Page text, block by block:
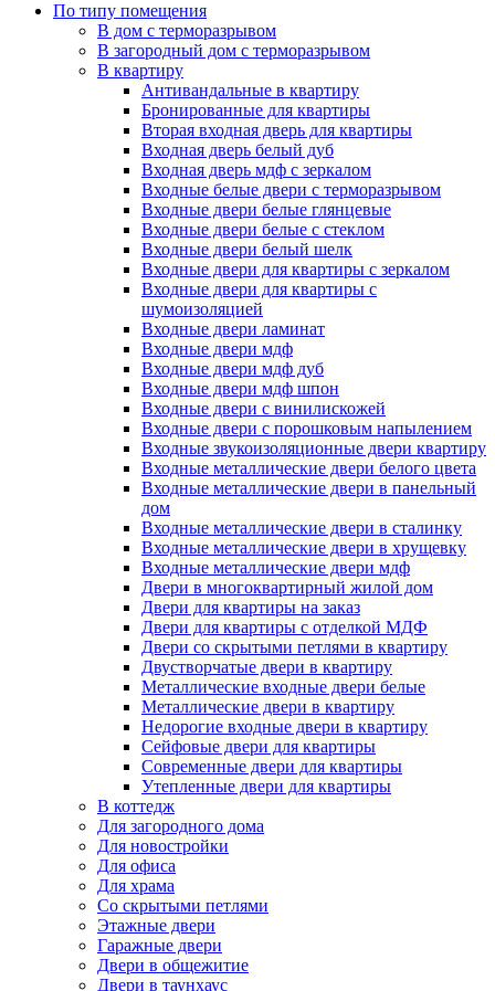
По типу помещения
В дом с терморазрывом
В загородный дом с терморазрывом
В квартиру
Антивандальные в квартиру
Бронированные для квартиры
Вторая входная дверь для квартиры
Входная дверь белый дуб
Входная дверь мдф с зеркалом
Входные белые двери с терморазрывом
Входные двери белые глянцевые
Входные двери белые с стеклом
Входные двери белый шелк
Входные двери для квартиры с зеркалом
Входные двери для квартиры с
шумоизоляцией
Входные двери ламинат
Входные двери мдф
Входные двери мдф дуб
Входные двери мдф шпон
Входные двери с винилискожей
Входные двери с порошковым напылением
Входные звукоизоляционные двери квартиру
Входные металлические двери белого цвета
Входные металлические двери в панельный
дом
Входные металлические двери в сталинку
Входные металлические двери в хрущевку
Входные металлические двери мдф
Двери в многоквартирный жилой дом
Двери для квартиры на заказ
Двери для квартиры с отделкой МДФ
Двери со скрытыми петлями в квартиру
Двустворчатые двери в квартиру
Металлические входные двери белые
Металлические двери в квартиру
Недорогие входные двери в квартиру
Сейфовые двери для квартиры
Современные двери для квартиры
Утепленные двери для квартиры
В коттедж
Для загородного дома
Для новостройки
Для офиса
Для храма
Со скрытыми петлями
Этажные двери
Гаражные двери
Двери в общежитие
Двери в таунхаус